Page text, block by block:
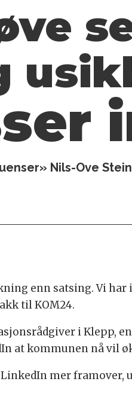
Nils-Ove
enn satsing. Vi
til KOM24.
i Klepp,
at kommunen nå vil
mer framover,